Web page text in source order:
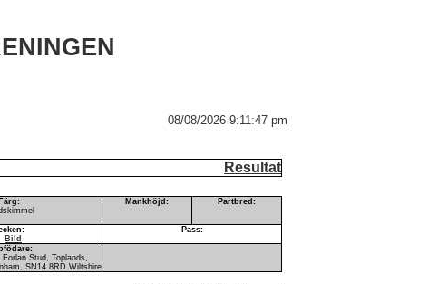
08/08/2026 9:11:47 pm
Resultat
Färg:
Mankhöjd: Partbred:
Bild
Pass:
Stud, Toplands,
SN14 8RD Wiltshire